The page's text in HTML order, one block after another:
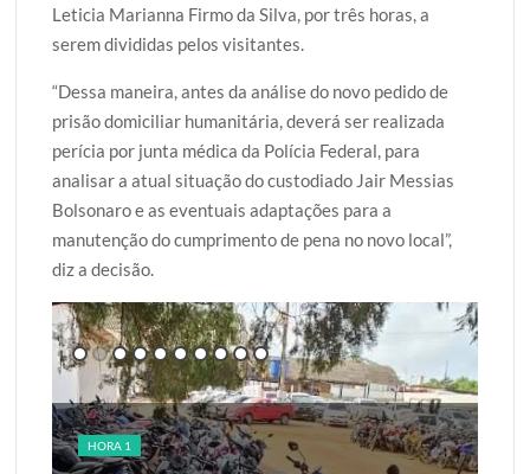
Leticia Marianna Firmo da Silva, por três horas, a
serem divididas pelos visitantes.
“Dessa maneira, antes da análise do novo pedido de
prisão domiciliar humanitária, deverá ser realizada
perícia por junta médica da Polícia Federal, para
analisar a atual situação do custodiado Jair Messias
Bolsonaro e as eventuais adaptações para a
manutenção do cumprimento de pena no novo local”,
diz a decisão.
HORA 1